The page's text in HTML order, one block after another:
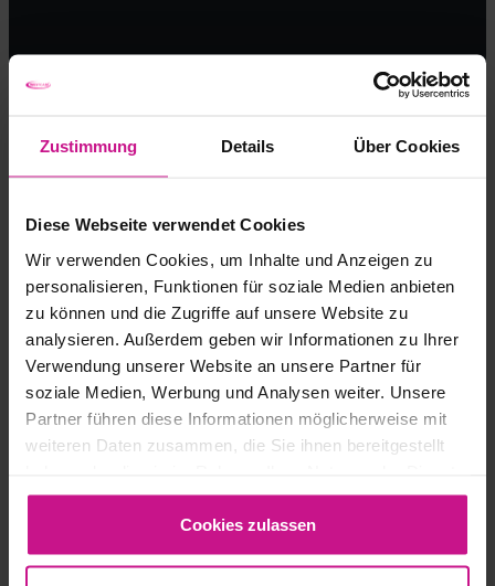
Zustimmung Details Über Cookies
Diese Webseite verwendet Cookies
Wir verwenden Cookies, um Inhalte und Anzeigen zu
personalisieren, Funktionen für soziale Medien anbieten
zu können und die Zugriffe auf unsere Website zu
analysieren. Außerdem geben wir Informationen zu Ihrer
Verwendung unserer Website an unsere Partner für
soziale Medien, Werbung und Analysen weiter. Unsere
Partner führen diese Informationen möglicherweise mit
weiteren Daten zusammen, die Sie ihnen bereitgestellt
gesammelt haben.
Cookies zulassen
AUTOCAD